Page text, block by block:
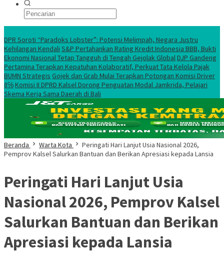
DPR Soroti “Paradoks Lobster”: Potensi Melimpah, Negara Justru
Kehilangan Kendali S&P Pertahankan Rating Kredit Indonesia BBB, Bukti
Ekonomi Nasional Tetap Tangguh di Tengah Gejolak GlobalDJP Gandeng
Pertamina Terapkan Kepatuhan Kolaboratif, Perkuat Tata Kelola Pajak
BUMN Strategis Gojek dan Grab Mulai Terapkan Potongan Komisi Driver
8℅Komisi II DPRD Kalsel Dorong Penguatan Modal Jamkrida, Pelajari
Skema Kerja Sama Daerah di Bali
Beranda Warta Kota
Peringati Hari Lanjut Usia Nasional 2026,
Pemprov Kalsel Salurkan Bantuan dan Berikan Apresiasi kepada Lansia
Peringati Hari Lanjut Usia
Nasional 2026, Pemprov Kalsel
Salurkan Bantuan dan Berikan
Apresiasi kepada Lansia